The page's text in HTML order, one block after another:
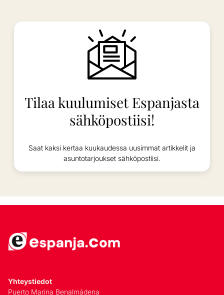
Tilaa kuulumiset Espanjasta
sähköpostiisi!
Saat kaksi kertaa kuukaudessa uusimmat artikkelit ja
asuntotarjoukset sähköpostiisi.
Yhteystiedot
Puerto Marina Benalmádena